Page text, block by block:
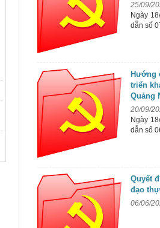
25/09/
Ngày
dẫn số
Hướng
triển
Quảng
20/09/
Ngày
dẫn số
Quyết
đạo
06/06/